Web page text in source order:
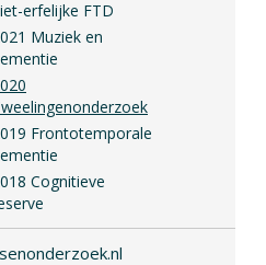
erfelijke FTD
Muziek en
Frontotemporale
Cognitieve